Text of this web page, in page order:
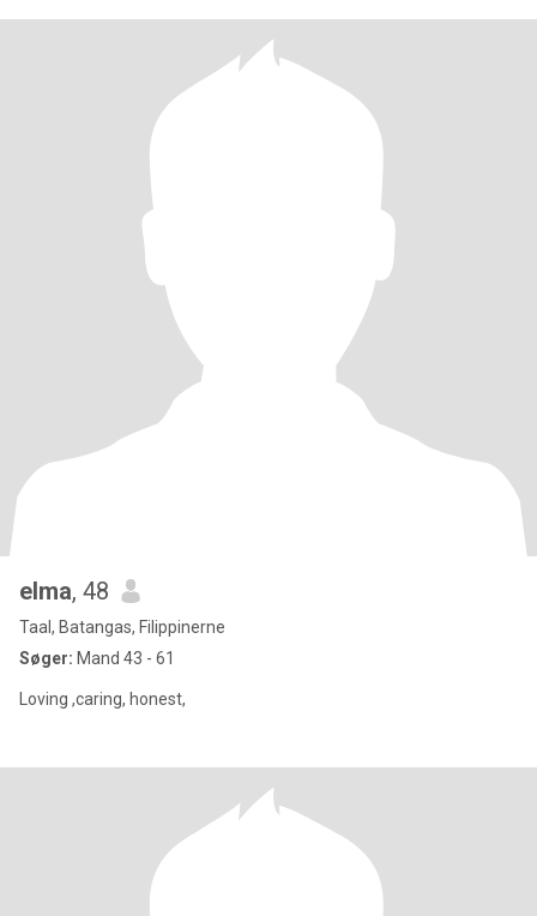
elma, 48
Taal, Batangas, Filippinerne
Søger: Mand 43 - 61
Loving ,caring, honest,